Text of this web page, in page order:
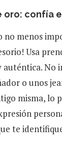
oro: confía
no menos
Usa
auténtica. No
o unos
misma, lo
te